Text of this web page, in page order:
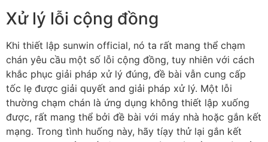
Xử lý lỗi cộng đồng
Khi thiết lập sunwin official, nó ta rất mang thể chạm
chán yêu cầu một số lỗi cộng đồng, tuy nhiên với cách
khắc phục giải pháp xử lý đúng, đề bài vẫn cung cấp
tốc lẹ được giải quyết and giải pháp xử lý. Một lỗi
thường chạm chán là ứng dụng không thiết lập xuống
được, rất mang thể bởi đề bài với máy nhà hoặc gắn kết
mạng. Trong tình huống này, hãy tíạy thử lại gắn kết